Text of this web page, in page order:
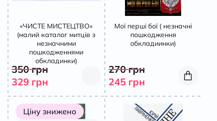
«ЧИСТЕ МИСТЕЦТВО»
(малий каталог митців з
незначними
пошкодженнями
обкладинки)
350грн
329 грн
Мої перші бої ( незначні
пошкодження
обкладиинки)
270грн
245 грн
Ціну знижено